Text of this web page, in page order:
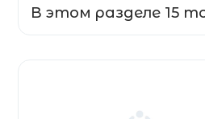
В этом разделе 15